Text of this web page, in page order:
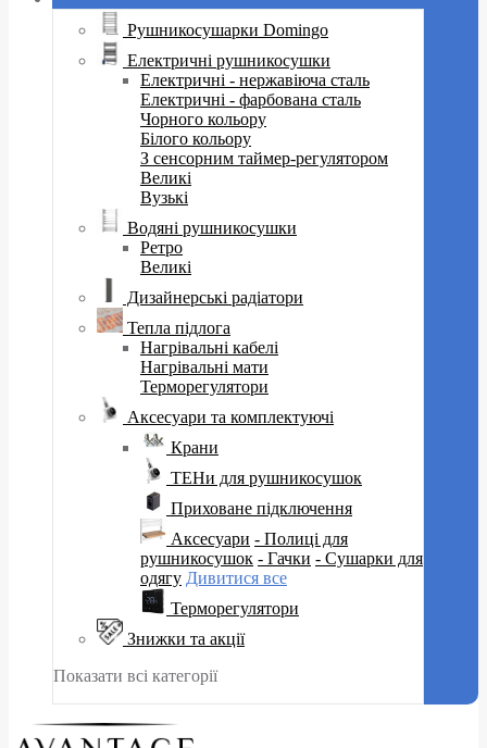
Рушникосушарки Domingo
Електричні рушникосушки
Електричні - нержавіюча сталь
Електричні - фарбована сталь
Чорного кольору
Білого кольору
З сенсорним таймер-регулятором
Великі
Вузькі
Водяні рушникосушки
Ретро
Великі
Дизайнерські радіатори
Тепла підлога
Нагрівальні кабелі
Нагрівальні мати
Терморегулятори
Аксесуари та комплектуючі
Крани
ТЕНи для рушникосушок
Приховане підключення
Аксесуари - Полиці для
рушникосушок - Гачки - Сушарки для
одягу Дивитися все
Терморегулятори
Знижки та акції
Показати всі категорії